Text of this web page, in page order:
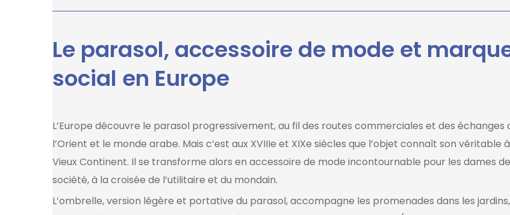
Le parasol, accessoire de mode et
social en Europe
L’Europe découvre le parasol progressivement, au fil des routes commerciales et des échanges
l’Orient et le monde arabe. Mais c’est aux XVIIIe et XIXe siècles que l’objet connaît son véritable
Vieux Continent. Il se transforme alors en accessoire de mode incontournable pour les dames
société, à la croisée de l’utilitaire et du mondain.
L’ombrelle, version légère et portative du parasol, accompagne les promenades dans les